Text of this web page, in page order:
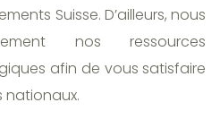
Suisse. D’ailleurs, nous
nos ressources
afin de vous satisfaire
nationaux.